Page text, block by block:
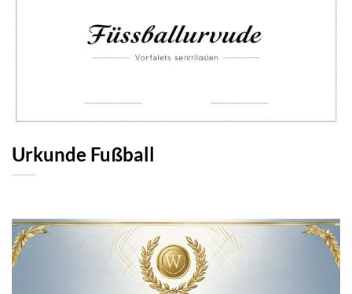
Urkunde Fußball